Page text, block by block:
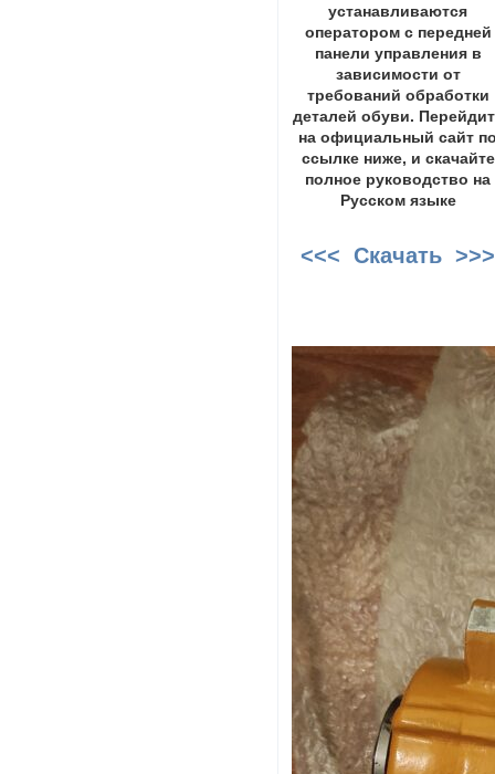
устанавливаются
оператором с передней
панели управления в
зависимости от
требований обработки
деталей обуви.
на официальный сайт
ссылке ниже, и скачайте
полное руководство на
Русском языке
<<< Скачать >>>